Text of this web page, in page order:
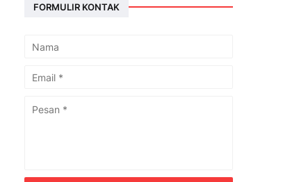
FORMULIR KONTAK